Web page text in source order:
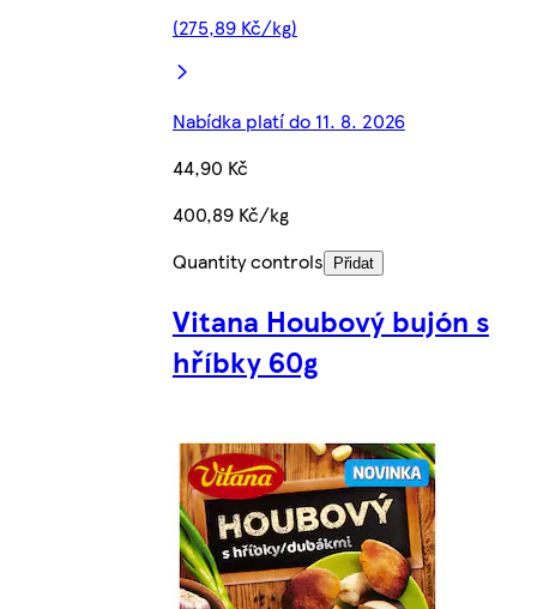
(275,89 Kč/kg)
Nabídka platí do 11. 8. 2026
44,90 Kč
400,89 Kč/kg
Quantity controls
Přidat
Vitana Houbový bujón s
hříbky 60g